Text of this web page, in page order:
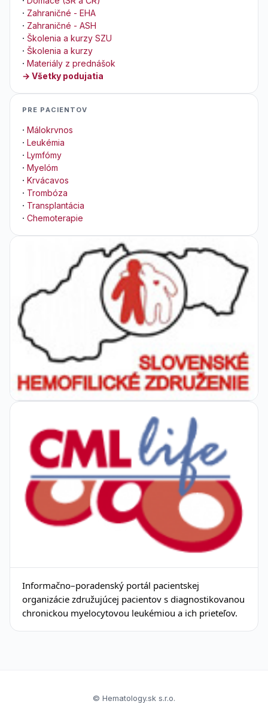
· Zahraničné - EHA
· Zahraničné - ASH
· Školenia a kurzy SZU
· Školenia a kurzy
· Materiály z prednášok
→ Všetky podujatia
PRE PACIENTOV
· Málokrvnos
· Leukémia
· Lymfómy
· Myelóm
· Krvácavos
· Trombóza
· Transplantácia
· Chemoterapie
Informačno–poradenský portál pacientskej
organizácie združujúcej pacientov s diagnostikovanou
chronickou myelocytovou leukémiou a ich prieteľov.
© Hematology.sk s.r.o.